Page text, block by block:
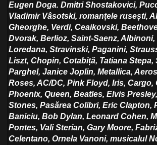
Eugen Doga. Dmitri Shostakovici,
Vladimir Vâsotski, romanțele rusești,
Gheorghe, Verdi, Ceaikovski,
Dvorak, Berlioz, Saint-Saenz, Albinoni,
Loredana, Stravinski, Paganini,
Liszt, Chopin, Cotabiță, Tatiana Stepa,
Parghel, Janice Joplin, Metallica,
Roses, AC/DC, Pink Floyd, Iris, Cargo,
Phoenix, Queen, Beatles, Elvis
Stones, Pasărea Colibri, Eric Clapton,
Baniciu, Bob Dylan, Leonard Cohen,
Pontes, Vali Sterian, Gary Moore,
Celentano, Ornela Vanoni, musicalul